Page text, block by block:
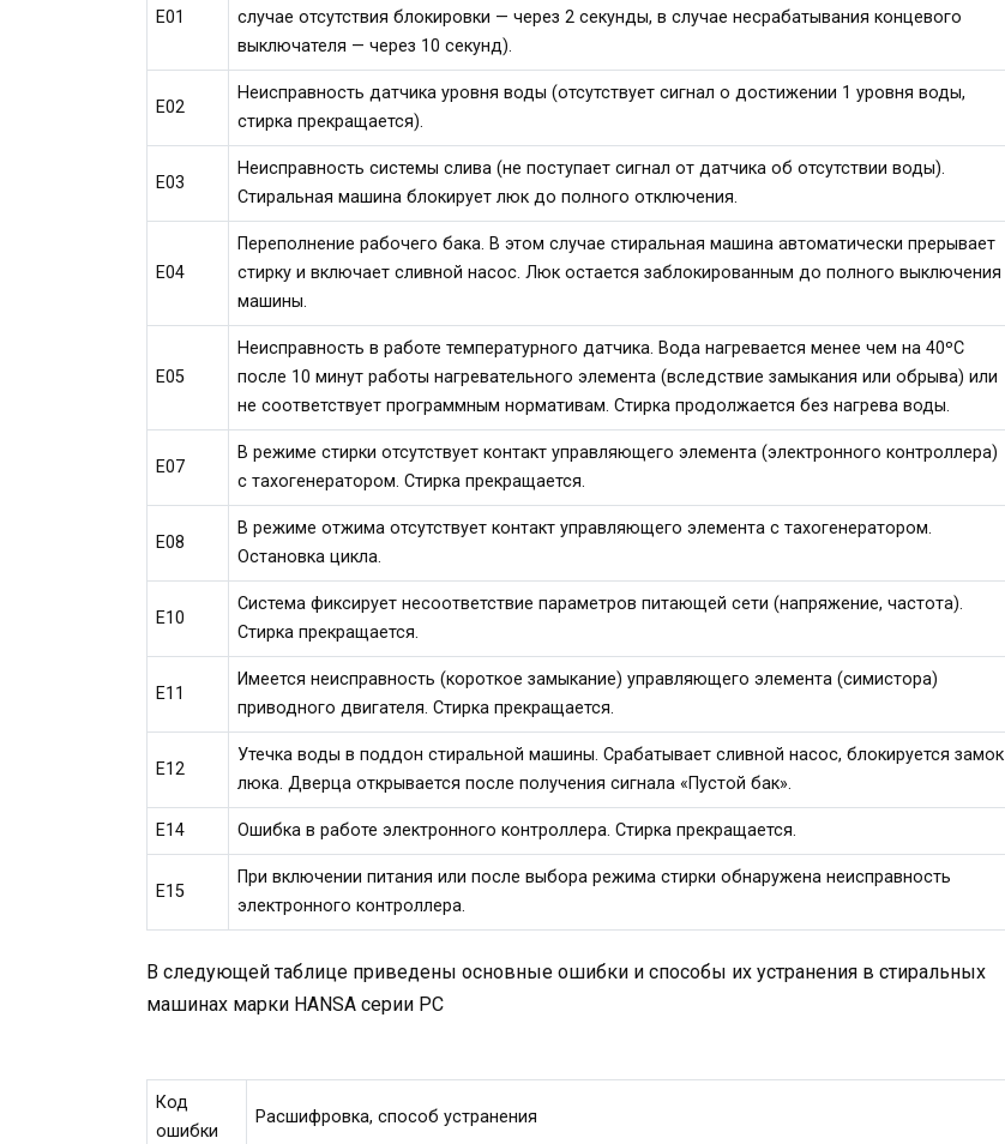
Е01
случае отсутствия блокировки — через 2 секунды, в случае несрабатывания концевого
выключателя — через 10 секунд).
Е02
Неисправность датчика уровня воды (отсутствует сигнал о достижении 1 уровня воды,
стирка прекращается).
Е03
Неисправность системы слива (не поступает сигнал от датчика об отсутствии воды).
Стиральная машина блокирует люк до полного отключения.
Е04
Переполнение рабочего бака. В этом случае стиральная машина автоматически прерывает
стирку и включает сливной насос. Люк остается заблокированным до полного выключения
машины.
Е05
Неисправность в работе температурного датчика. Вода нагревается менее чем на 40ºC
после 10 минут работы нагревательного элемента (вследствие замыкания или обрыва) или
не соответствует программным нормативам. Стирка продолжается без нагрева воды.
Е07
В режиме стирки отсутствует контакт управляющего элемента (электронного контроллера)
с тахогенератором. Стирка прекращается.
Е08
В режиме отжима отсутствует контакт управляющего элемента с тахогенератором.
Остановка цикла.
Е10
Система фиксирует несоответствие параметров питающей сети (напряжение, частота).
Стирка прекращается.
Е11
Имеется неисправность (короткое замыкание) управляющего элемента (симистора)
приводного двигателя. Стирка прекращается.
Е12
Утечка воды в поддон стиральной машины. Срабатывает сливной насос, блокируется замок
люка. Дверца открывается после получения сигнала «Пустой бак».
Е14 Ошибка в работе электронного контроллера. Стирка прекращается.
Е15
При включении питания или после выбора режима стирки обнаружена неисправность
электронного контроллера.
В следующей таблице приведены основные ошибки и способы их устранения в стиральных
машинах марки HANSA серии РC
Код
ошибки
Расшифровка, способ устранения